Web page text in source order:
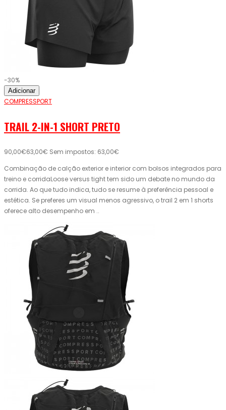
-30%
Adicionar
COMPRESSPORT
TRAIL 2-IN-1 SHORT PRETO
90,00€63,00€ Sem impostos: 63,00€
Combinação de calção exterior e interior com bolsos integrados para
treino e corridaLoose versus tight tem sido um debate no mundo da
corrida. Ao que tudo indica, tudo se resume à preferência pessoal e
estética. Se preferes um visual menos agressivo, o trail 2 em 1 shorts
oferece alto desempenho em ..